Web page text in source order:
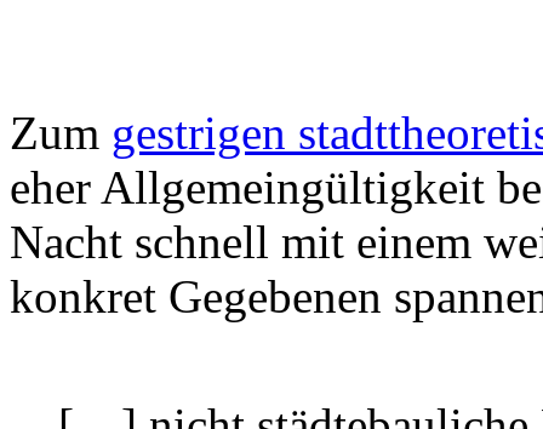
Zum gestrigen
eher Allgemeingültigkeit
Nacht schnell mit einem
konkret Gegebenen